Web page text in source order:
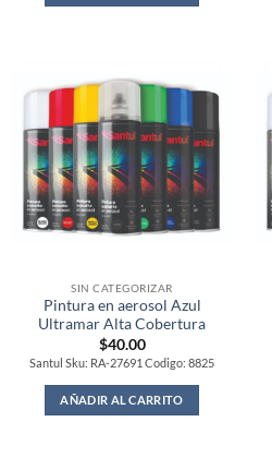
SIN CATEGORIZAR
Pintura en aerosol Azul
Ultramar Alta Cobertura
$40.00
Santul Sku: RA-27691 Codigo: 8825
AÑADIR AL CARRITO